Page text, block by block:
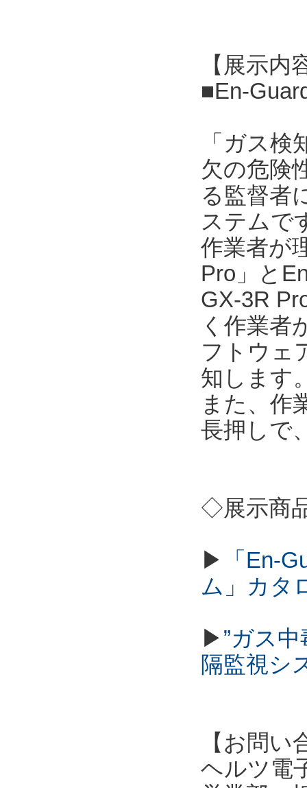
【展示内
■En-
「ガス
欠の危険
る監督者
ステムで
作業者が
Pro」と
GX-3R
く作業者
フトウェ
知します
また、作
長押しで
◇展示商
▶
「En-
ム」カタ
▶”ガス
隔監視シ
【お問い
ヘルツ電